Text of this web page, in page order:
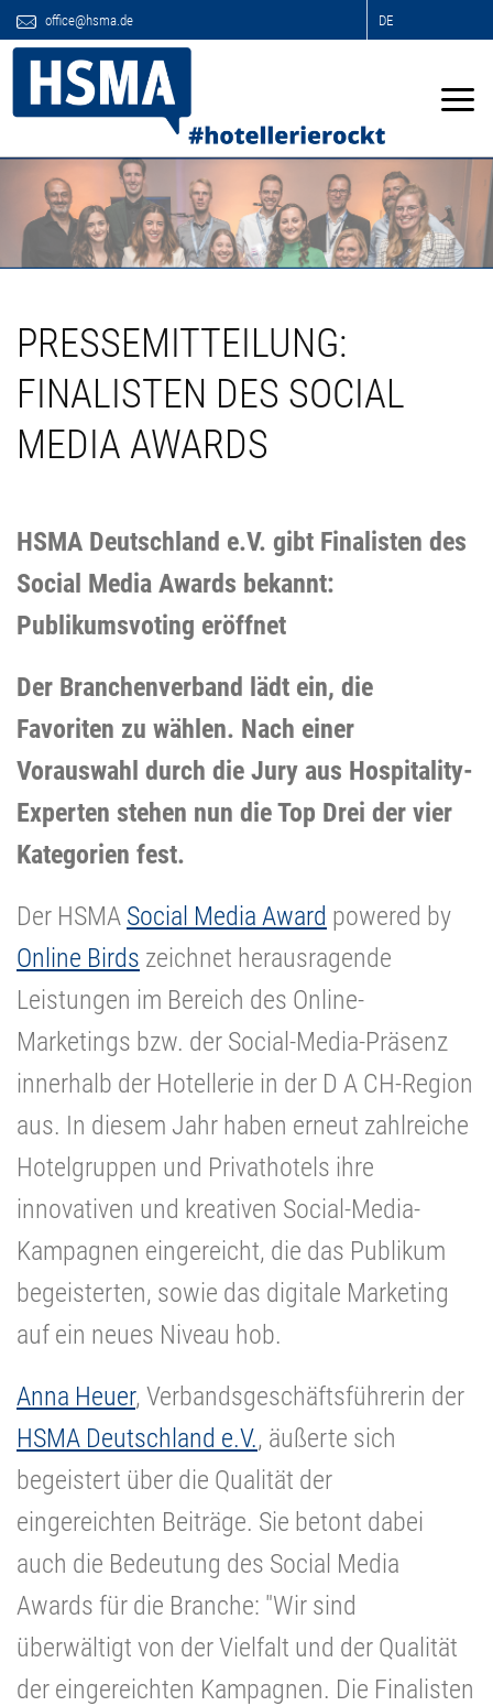
office@hsma.de DE
PRESSEMITTEILUNG:
FINALISTEN DES SOCIAL
MEDIA AWARDS
HSMA Deutschland e.V. gibt Finalisten des
Social Media Awards bekannt:
Publikumsvoting eröffnet
Der Branchenverband lädt ein, die
Favoriten zu wählen. Nach einer
Vorauswahl durch die Jury aus Hospitality-
Experten stehen nun die Top Drei der vier
Kategorien fest.
Der HSMA Social Media Award powered by
Online Birds zeichnet herausragende
Leistungen im Bereich des Online-
Marketings bzw. der Social-Media-Präsenz
innerhalb der Hotellerie in der D A CH-Region
aus. In diesem Jahr haben erneut zahlreiche
Hotelgruppen und Privathotels ihre
innovativen und kreativen Social-Media-
Kampagnen eingereicht, die das Publikum
begeisterten, sowie das digitale Marketing
auf ein neues Niveau hob.
Anna Heuer, Verbandsgeschäftsführerin der
HSMA Deutschland e.V., äußerte sich
begeistert über die Qualität der
eingereichten Beiträge. Sie betont dabei
auch die Bedeutung des Social Media
Awards für die Branche: "Wir sind
überwältigt von der Vielfalt und der Qualität
der eingereichten Kampagnen. Die Finalisten